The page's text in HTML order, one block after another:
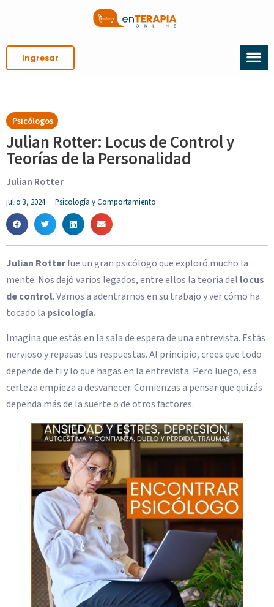
Ingresar
Psicólogos
Julian Rotter: Locus de Control y
Teorías de la Personalidad
Julian Rotter
julio 3, 2024 Psicología y Comportamiento
Julian Rotterfue un gran psicólogo que exploró mucho la
mente. Nos dejó varios legados, entre ellos la teoría del locus
de control. Vamos a adentrarnos en su trabajo y ver cómo ha
tocado la psicología.
Imagina que estás en la sala de espera de una entrevista. Estás
nervioso y repasas tus respuestas. Al principio, crees que todo
depende de ti y lo que hagas en la entrevista. Pero luego, esa
certeza empieza a desvanecer. Comienzas a pensar que quizás
dependa más de la suerte o de otros factores.